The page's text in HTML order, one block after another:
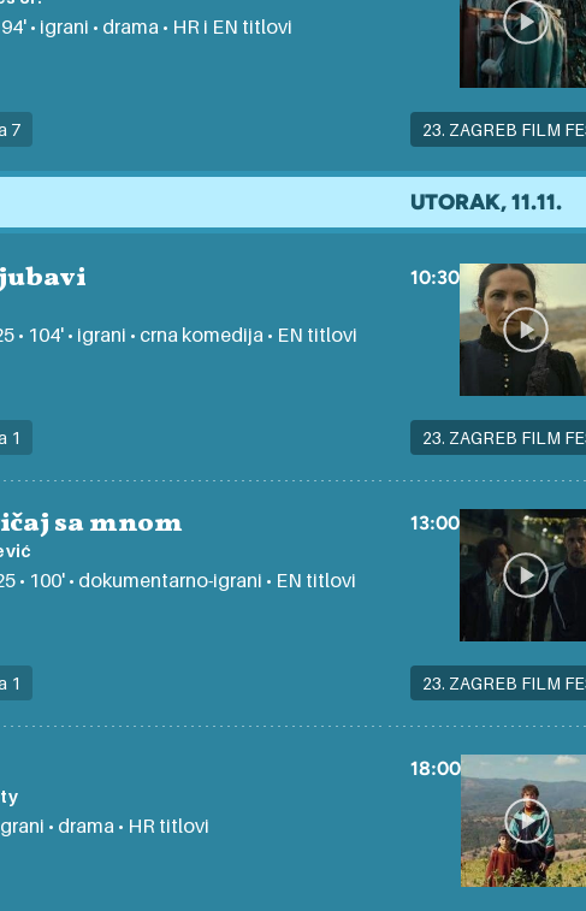
94' • igrani • drama • HR i EN titlovi
7 23. ZAGREB FILM
• 104' • igrani • crna komedija • EN titlovi
1
sa mnom
• 100' • dokumentarno-igrani • EN titlovi
1
igrani • drama • HR titlovi
UTORAK, 11.11.
10:30
23. ZAGREB FILM
13:00
23. ZAGREB FILM
18:00